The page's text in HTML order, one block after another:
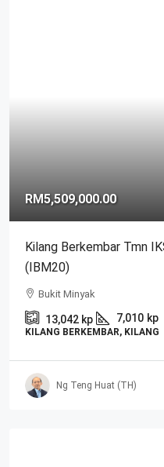
RM5,509,000.00
Kilang Berkembar Tmn
(IBM20)
Bukit Minyak
13,042 kp 7,010 kp
KILANG BERKEMBAR, KILANG
Ng Teng Huat (TH)